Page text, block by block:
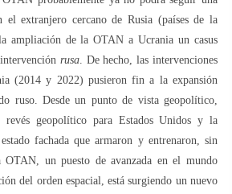
el extranjero cercano de Rusia (países de la
ampliación de la OTAN a Ucrania un casus
rusa. De hecho, las intervenciones
(2014 y 2022) pusieron fin a la expansión
ruso. Desde un punto de vista geopolítico,
revés geopolítico para Estados Unidos y la
fachada que armaron y entrenaron, sin
un puesto de avanzada en el mundo
del orden espacial, está surgiendo un nuevo